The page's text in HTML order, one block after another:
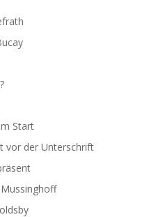
Start
vor der Unterschrift